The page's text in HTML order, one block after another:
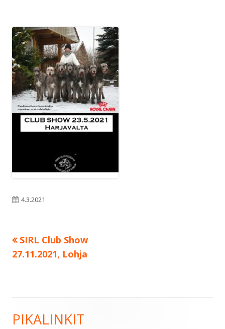
Julkaistu
4.3.2021
Artikkelien
Edellinen:
SIRL Club Show
27.11.2021, Lohja
Sivupalkki
PIKALINKIT